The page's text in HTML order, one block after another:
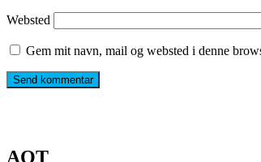
Websted
Gem mit navn, mail og websted i denne
AOT